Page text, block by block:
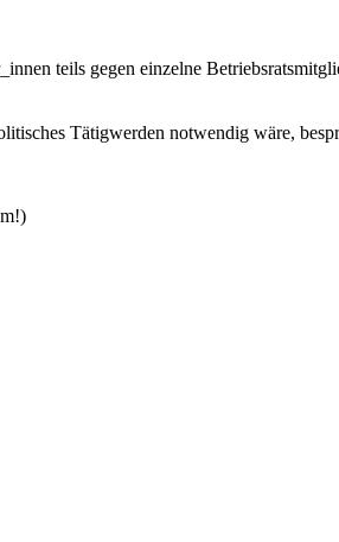
teils gegen einzelne
Tätigwerden notwendig wäre,